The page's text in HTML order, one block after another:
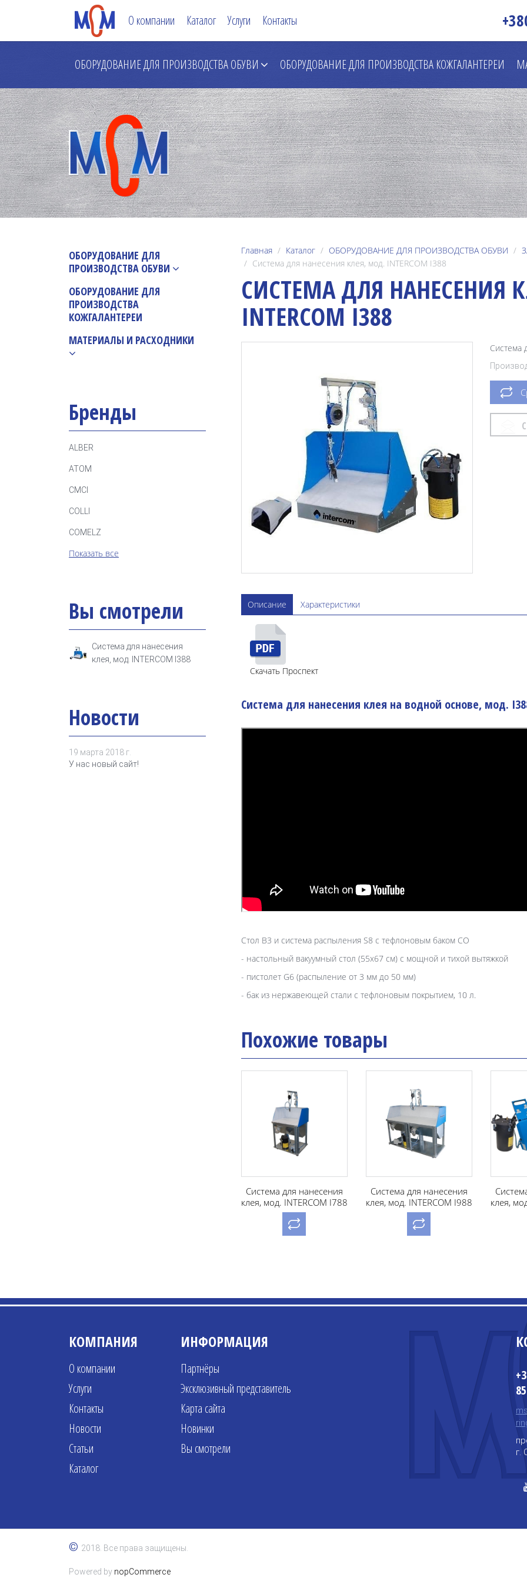
О компании Каталог Услуги Контакты
ОБОРУДОВАНИЕ ДЛЯ ПРОИЗВОДСТВА ОБУВИ ОБОРУДОВАНИЕ ДЛЯ ПРОИЗВОДСТВА КОЖГАЛАНТЕРЕИ
ОБОРУДОВАНИЕ ДЛЯ
ПРОИЗВОДСТВА ОБУВИ
ОБОРУДОВАНИЕ ДЛЯ
ПРОИЗВОДСТВА
КОЖГАЛАНТЕРЕИ
МАТЕРИАЛЫ И РАСХОДНИКИ
Бренды
ALBER
ATOM
CMCI
COLLI
COMELZ
Показать все
Вы смотрели
Система для нанесения
клея, мод. INTERCOM I388
Новости
19 марта 2018 г.
У нас новый сайт!
Главная Каталог ОБОРУДОВАНИЕ ДЛЯ ПРОИЗВОДСТВА ОБУВИ
Система для нанесения клея, мод. INTERCOM I388
СИСТЕМА ДЛЯ НАНЕСЕНИЯ
INTERCOM I388
Система
Описание Характеристики
Скачать Проспект
Система для нанесения клея на водной основе, мод.
Стол B3 и система распыления S8 с тефлоновым баком CO
- настольный вакуумный стол (55х67 см) с мощной и тихой вытяжкой
- пистолет G6 (распыление от 3 мм до 50 мм)
- бак из нержавеющей стали с тефлоновым покрытием, 10 л.
Похожие товары
Система для нанесения
клея, мод. INTERCOM I788
Система для нанесения
клея, мод. INTERCOM I988
Система для
клея, мод. INTERCOM
КОМПАНИЯ
О компании
Услуги
Контакты
Новости
Статьи
Каталог
ИНФОРМАЦИЯ
Партнёры
Эксклюзивный представитель
Карта сайта
Новинки
Вы смотрели
г.
© 2018. Все права защищены.
Powered by nopCommerce